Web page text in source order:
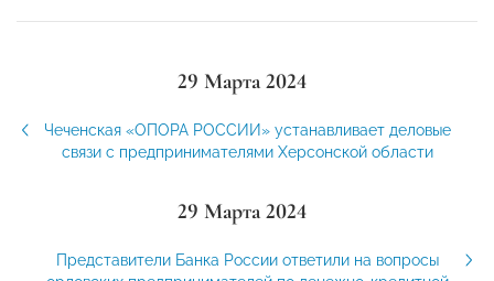
29 Марта 2024
Чеченская «ОПОРА РОССИИ» устанавливает деловые
связи с предпринимателями Херсонской области
29 Марта 2024
Представители Банка России ответили на вопросы